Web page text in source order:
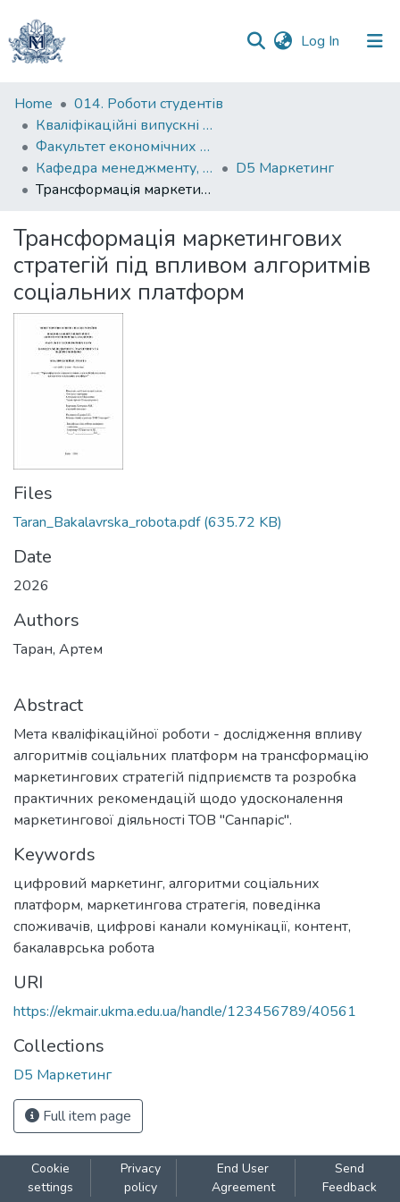
Log In (current)
Communities
&
Collections
All of DSpace
Statistics
Home
014. Роботи студентів
Кваліфікаційні випускні роботи здобувачів вищої освіти бакалаврських програм
Факультет економічних наук
Кафедра менеджменту, маркетингу та підприємництва
D5 Маркетинг
Трансформація маркетингових стратегій під впливом алгоритмів соціальних платформ
Трансформація маркетингових
стратегій під впливом алгоритмів
соціальних платформ
Files
Taran_Bakalavrska_robota.pdf(635.72 KB)
Date
2026
Authors
Таран, Артем
Abstract
Мета кваліфікаційної роботи - дослідження впливу
алгоритмів соціальних платформ на трансформацію
маркетингових стратегій підприємств та розробка
практичних рекомендацій щодо удосконалення
маркетингової діяльності ТОВ "Санпаріс".
Keywords
цифровий маркетинг, алгоритми соціальних
платформ, маркетингова стратегія, поведінка
споживачів, цифрові канали комунікації, контент,
бакалаврська робота
URI
https://ekmair.ukma.edu.ua/handle/123456789/40561
Collections
D5 Маркетинг
Full item page
Cookie
settings
Privacy
policy
End User
Agreement
Send
Feedback